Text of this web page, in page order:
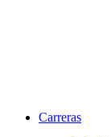
Carreras